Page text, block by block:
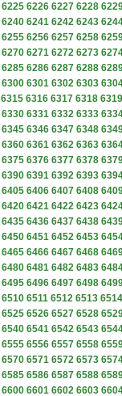
6225 6226 6227 6228
6240 6241 6242 6243
6255 6256 6257 6258
6270 6271 6272 6273
6285 6286 6287 6288
6300 6301 6302 6303
6315 6316 6317 6318 6319
6330 6331 6332 6333
6345 6346 6347 6348
6360 6361 6362 6363
6375 6376 6377 6378
6390 6391 6392 6393
6405 6406 6407 6408
6420 6421 6422 6423
6435 6436 6437 6438
6450 6451 6452 6453
6465 6466 6467 6468
6480 6481 6482 6483
6495 6496 6497 6498
6510 6511 6512 6513 6514
6525 6526 6527 6528
6540 6541 6542 6543
6555 6556 6557 6558
6570 6571 6572 6573
6585 6586 6587 6588
6600 6601 6602 6603